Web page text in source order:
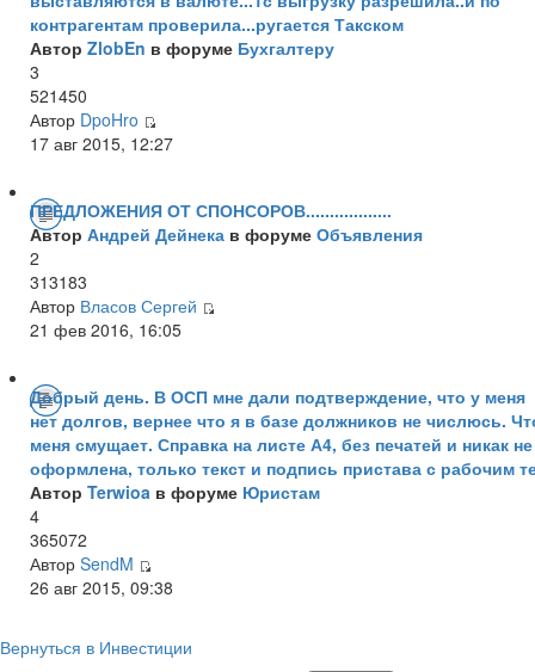
контрагентам проверила...ругается Такском
Автор ZlobEn в форуме Бухгалтеру
3
521450
Автор DpoHro
17 авг 2015, 12:27
ПРЕДЛОЖЕНИЯ ОТ СПОНСОРОВ..................
Автор Андрей Дейнека в форуме Объявления
2
313183
Автор Власов Сергей
21 фев 2016, 16:05
Добрый день. В ОСП мне дали подтверждение, что у меня
нет долгов, вернее что я в базе должников не числюсь.
меня смущает. Справка на листе А4, без печатей и никак не
оформлена, только текст и подпись пристава с рабочим
Автор Terwioa в форуме Юристам
4
365072
Автор SendM
26 авг 2015, 09:38
Вернуться в Инвестиции